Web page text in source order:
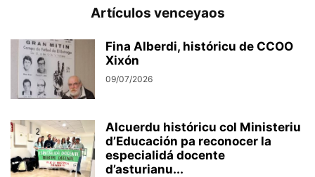
Artículos venceyaos
Fina Alberdi, históricu de CCOO
Xixón
09/07/2026
Alcuerdu históricu col Ministeriu
d’Educación pa reconocer la
especialidá docente
d’asturianu...